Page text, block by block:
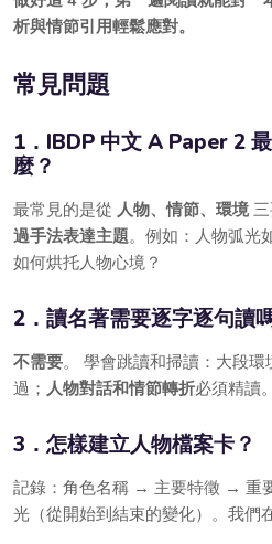
析與情節引用輕鬆應對。
常見問題
1．IBDP 中文 A Paper 2
麼？
最常見的是從 人物、情節、環境
過手法表達主題。例如：人物弧光
如何烘托人物心境？
2．讀名著需要逐字逐句讀
不需要。 學會跳讀和掃讀：大段
過； 人物對話和情節轉折必須精讀。
3．怎樣建立人物檔案卡？
記錄：角色名稱 → 主要特徵 → 重
光（從開始到結束的變化）。我們